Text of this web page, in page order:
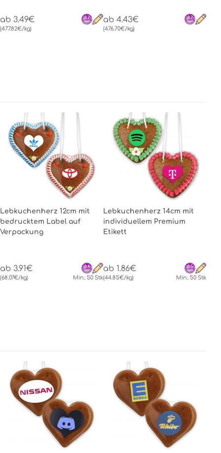
ab 3.49€
(477.82€/kg)
ab 4.43€
(476.70€/kg)
Lebkuchenherz 12cm mit
bedrucktem Label auf
Verpackung
ab 3.91€
(68.07€/kg) Min.: 50 Stk
Lebkuchenherz 14cm mit
individuellem Premium
Etikett
ab 1.86€
(44.85€/kg) Min.: 50 Stk